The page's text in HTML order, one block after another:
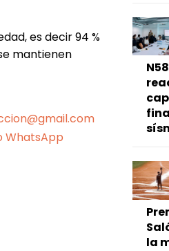
es decir 94 %
mantienen
WhatsApp
la